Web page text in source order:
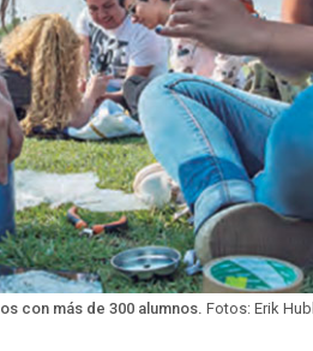
con más de 300 alumnos.Fotos: Erik